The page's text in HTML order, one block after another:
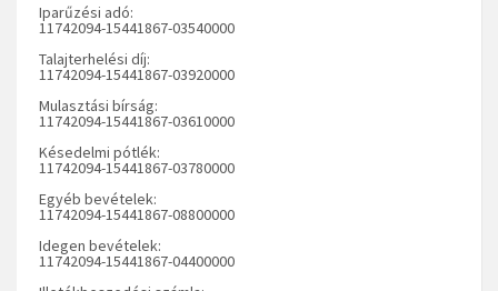
Iparűzési adó:
11742094-15441867-03540000
Talajterhelési díj:
11742094-15441867-03920000
Mulasztási bírság:
11742094-15441867-03610000
Késedelmi pótlék:
11742094-15441867-03780000
Egyéb bevételek:
11742094-15441867-08800000
Idegen bevételek:
11742094-15441867-04400000